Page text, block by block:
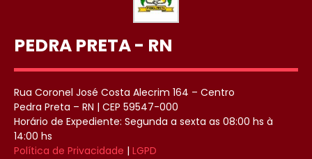
PEDRA PRETA - RN
Rua Coronel José Costa Alecrim 164 – Centro
Pedra Preta – RN | CEP 59547-000
Horário de Expediente: Segunda a sexta as 08:00 hs à
14:00 hs
Política de Privacidade | LGPD